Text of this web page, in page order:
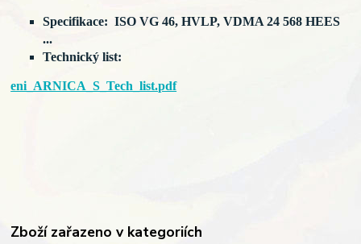
Specifikace: ISO VG 46, HVLP, VDMA 24 568 HEES
...
Technický list:
eni_ARNICA_S_Tech_list.pdf
Zboží zařazeno v kategoriích